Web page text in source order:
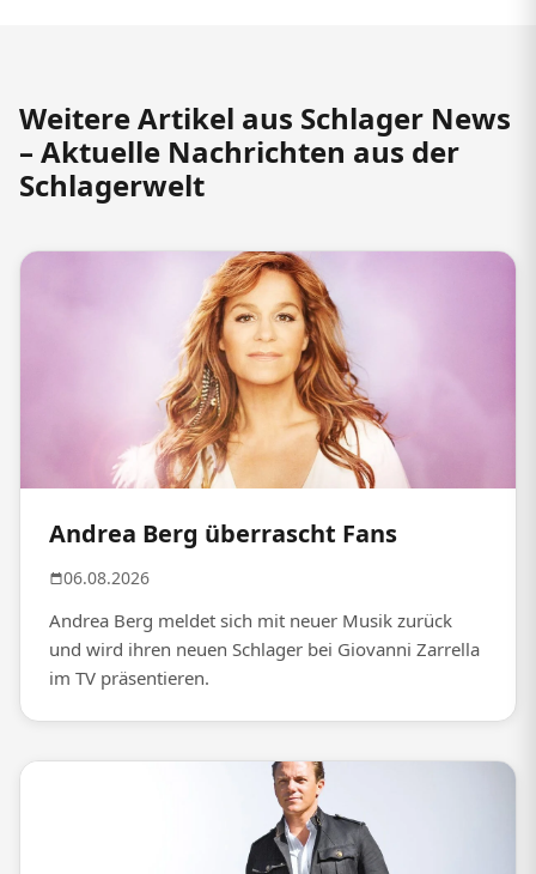
Weitere Artikel aus Schlager News
– Aktuelle Nachrichten aus der
Schlagerwelt
Andrea Berg überrascht Fans
06.08.2026
Andrea Berg meldet sich mit neuer Musik zurück
und wird ihren neuen Schlager bei Giovanni Zarrella
im TV präsentieren.